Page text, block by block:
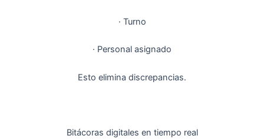
· Turno
· Personal asignado
Esto elimina discrepancias.
Bitácoras digitales en tiempo real